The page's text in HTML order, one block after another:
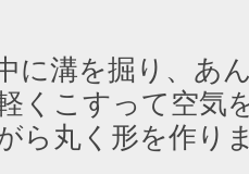
に溝を掘り、あ
くこすって空気
ら丸く形を作り